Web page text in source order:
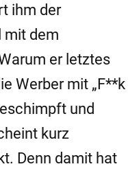
ihm der
mit dem
er letztes
Werber mit „F**k
und
kurz
Denn damit hat